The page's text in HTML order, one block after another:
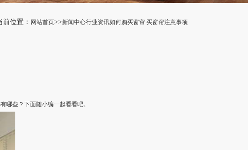
前位置： 网站首页>>新闻中心行业资讯如何购买窗帘 买窗帘注意事项
哪些？下面随小编一起看看吧。